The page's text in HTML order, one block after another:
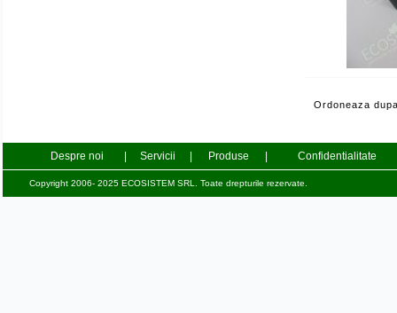
Ordoneaza
Despre noi Servicii Produse Confidentialitate
Copyright 2006- 2025 ECOSISTEM SRL. Toate drepturile rezervate.